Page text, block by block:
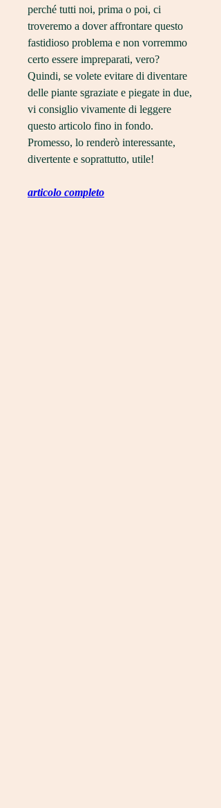
perché tutti noi, prima o poi, ci
troveremo a dover affrontare questo
fastidioso problema e non vorremmo
certo essere impreparati, vero?
Quindi, se volete evitare di diventare
delle piante sgraziate e piegate in due,
vi consiglio vivamente di leggere
questo articolo fino in fondo.
Promesso, lo renderò interessante,
divertente e soprattutto, utile!
articolo completo